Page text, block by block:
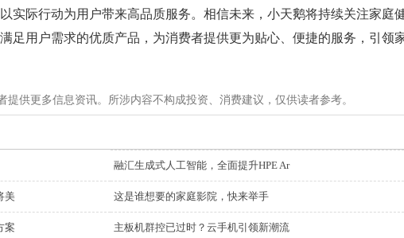
实际行动为用户带来高品质服务。相信未来，小天鹅将持续关注家庭
足用户需求的优质产品，为消费者提供更为贴心、便捷的服务，引领
供更多信息资讯。所涉内容不构成投资、消费建议，仅供读者参考。
融汇生成式人工智能，全面提升HPE Ar
美 这是谁想要的家庭影院，快来举手
案 主板机群控已过时？云手机引领新潮流